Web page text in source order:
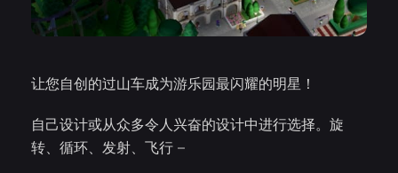
让您自创的过山车成为游乐园最闪耀的明星！
自己设计或从众多令人兴奋的设计中进行选择。旋
转、循环、发射、飞行 –